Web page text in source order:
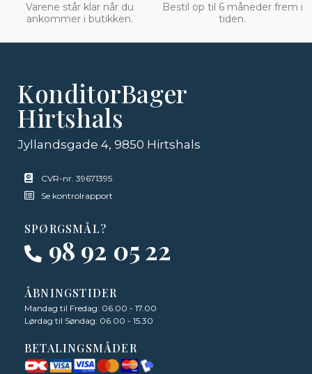
Varene står klar når du
ankommer i butikken.
Bestil op til 6 måneder frem i
tiden.
KonditorBager
Hirtshals
Jyllandsgade 4, 9850 Hirtshals
CVR-nr. 39671395
Se kontrolrapport
SPØRGSMÅL?
98 92 05 22
ÅBNINGSTIDER
Mandag til Fredag: 06.00 - 17.00
Lørdag til Søndag: 06.00 - 15.30
BETALINGSMÅDER